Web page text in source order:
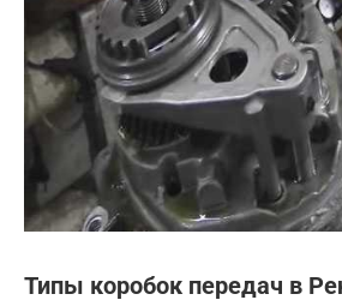
Типы коробок передач в